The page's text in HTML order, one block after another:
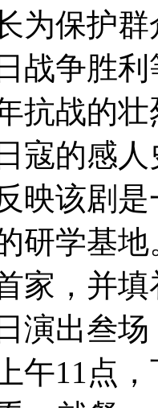
为保护
战争胜
抗战的
寇的感
映该剧
研学基
家，并
演出叁
午11点